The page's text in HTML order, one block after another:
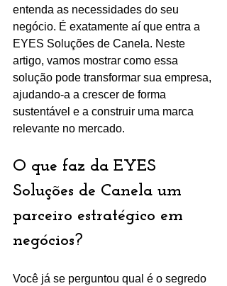
entenda as necessidades do seu
negócio. É exatamente aí que entra a
EYES Soluções de Canela. Neste
artigo, vamos mostrar como essa
solução pode transformar sua empresa,
ajudando-a a crescer de forma
sustentável e a construir uma marca
relevante no mercado.
O que faz da EYES
Soluções de Canela um
parceiro estratégico em
negócios?
Você já se perguntou qual é o segredo